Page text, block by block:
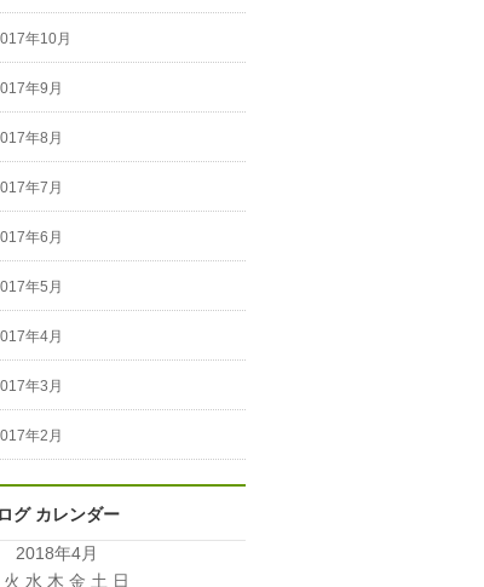
年10月
年9月
年8月
年7月
年6月
年5月
年4月
年3月
年2月
グ カレンダー
2018年4月
火 水 木 金 土 日